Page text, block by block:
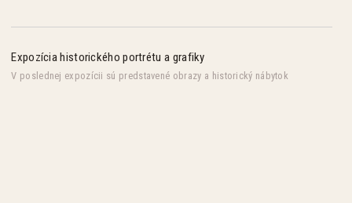
Expozícia historického portrétu a grafiky
V poslednej expozícii sú predstavené obrazy a historický nábytok